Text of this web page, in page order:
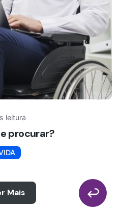
leitura
procurar?
Mais